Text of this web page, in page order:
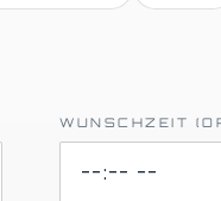
WUNSCHZEIT